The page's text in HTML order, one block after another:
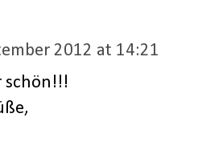
2012 at 14:21
schön!!!